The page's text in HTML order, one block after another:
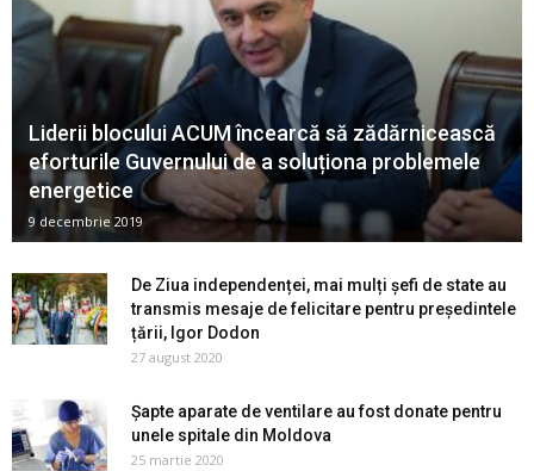
Liderii blocului ACUM încearcă să zădărnicească
eforturile Guvernului de a soluționa problemele
energetice
9 decembrie 2019
De Ziua independenței, mai mulți șefi de state au
transmis mesaje de felicitare pentru președintele
țării, Igor Dodon
27 august 2020
Șapte aparate de ventilare au fost donate pentru
unele spitale din Moldova
25 martie 2020